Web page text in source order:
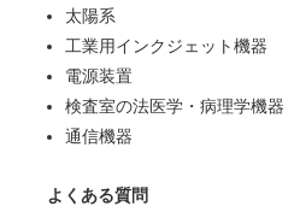
太陽系
工業用インクジェット機器
電源装置
検査室の法医学・病理学機器
通信機器
よくある質問